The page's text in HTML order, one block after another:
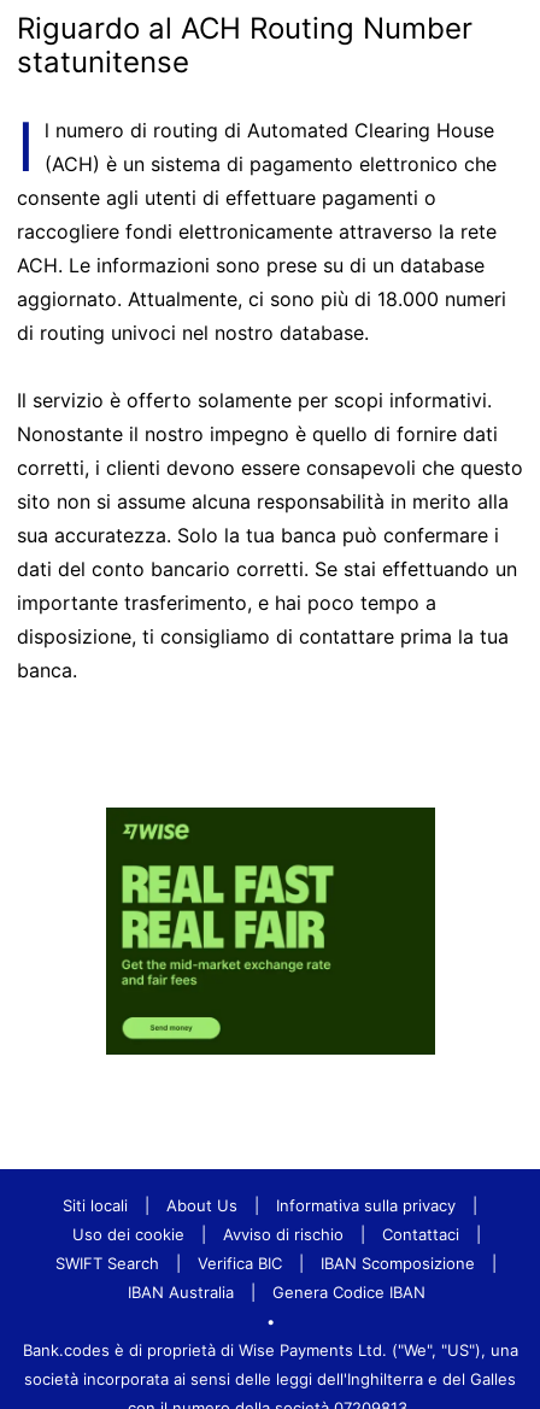
Riguardo al ACH Routing Number
statunitense
I
l numero di routing di Automated Clearing House
(ACH) è un sistema di pagamento elettronico che
consente agli utenti di effettuare pagamenti o
raccogliere fondi elettronicamente attraverso la rete
ACH. Le informazioni sono prese su di un database
aggiornato. Attualmente, ci sono più di 18.000 numeri
di routing univoci nel nostro database.
Il servizio è offerto solamente per scopi informativi.
Nonostante il nostro impegno è quello di fornire dati
corretti, i clienti devono essere consapevoli che questo
sito non si assume alcuna responsabilità in merito alla
sua accuratezza. Solo la tua banca può confermare i
dati del conto bancario corretti. Se stai effettuando un
importante trasferimento, e hai poco tempo a
disposizione, ti consigliamo di contattare prima la tua
banca.
Siti locali About Us Informativa sulla privacy
Uso dei cookie
Avviso di rischio Contattaci
SWIFT Search
Verifica BIC IBAN Scomposizione
IBAN Australia
Genera Codice IBAN
•
Bank.codes è di proprietà di Wise Payments Ltd. ("We", "US"), una
società incorporata ai sensi delle leggi dell'Inghilterra e del Galles